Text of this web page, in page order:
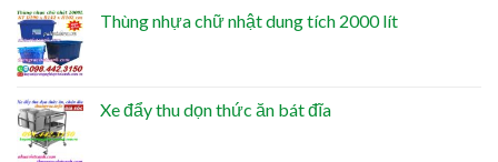
Thùng nhựa chữ nhật dung tích 2000 lít
Xe đẩy thu dọn thức ăn bát đĩa